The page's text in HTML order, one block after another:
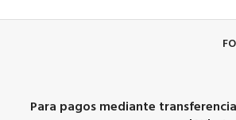
Para pagos mediante